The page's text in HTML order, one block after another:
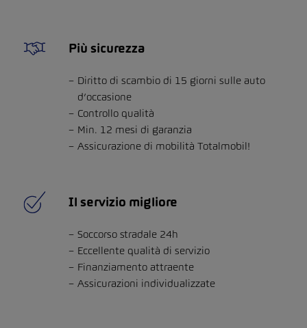
Più sicurezza
Diritto di scambio di 15 giorni sulle auto
d’occasione
Controllo qualità
Min. 12 mesi di garanzia
Assicurazione di mobilità Totalmobil!
Il servizio migliore
Soccorso stradale 24h
Eccellente qualità di servizio
Finanziamento attraente
Assicurazioni individualizzate